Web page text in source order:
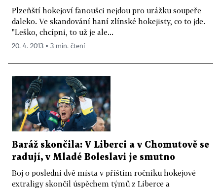
Plzeňští hokejoví fanoušci nejdou pro urážku soupeře
daleko. Ve skandování haní zlínské hokejisty, co to jde.
"Leško, chcípni, to už je ale...
20. 4. 2013 ▪ 3 min. čtení
Baráž skončila: V Liberci a v Chomutově se
radují, v Mladé Boleslavi je smutno
Boj o poslední dvě místa v příštím ročníku hokejové
extraligy skončil úspěchem týmů z Liberce a